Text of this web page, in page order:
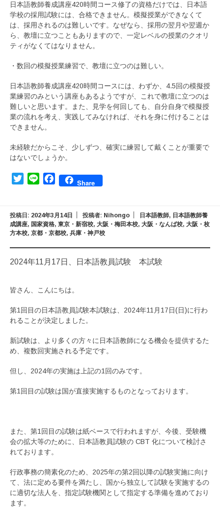
日本語教師養成講座420時間コース修了の資格だけでは、日本語
学校の採用試験には、合格できません。模擬授業ができなくて
は、採用されるのは難しいです。なぜなら、採用の翌月や翌週か
ら、教壇に立つこともありますので、一定レベルの授業のクオリ
ティがなくてはなりません。
・数回の模擬授業練習で、教壇に立つのは難しい。
日本語教師養成講座420時間コースには、わずか、4.5回の模擬授
業練習のみという講座もあるようですが、これで教壇に立つのは
難しいと思います。また、見学を何回しても、自分自身で模擬授
業の流れを考え、実践してみなければ、それを身に付けることは
できません。
未経験だからこそ、少しずつ、確実に練習して戴くことが重要で
はないでしょうか。
TwitterLine FacebookShare
投稿日: 2024年3月14日 投稿者: Nihongo 日本語教師, 日本語教師養
成講座, 国家資格, 東京・新宿校, 大阪・梅田本校, 大阪・なんば校, 大阪・枚
方本校, 京都・京都校, 兵庫・神戸校
2024年11月17日、日本語教員試験 本試験
皆さん、こんにちは。
第1回目の日本語教員試験本試験は、2024年11月17日(日)に行わ
れることが決定しました。
新試験は、より多くの方々に日本語教師になる機会を提供するた
め、複数回実施される予定です。
但し、2024年の実施は上記の1回のみです。
第1回目の試験は国が直接実施するものとなっております。
また、第1回目の試験は紙ベースで行われますが、今後、受験機
会の拡大等のために、日本語教員試験の CBT 化について検討さ
れております。
行政事務の簡素化のため、2025年の第2回以降の試験実施に向け
て、法に定める要件を満たし、国から独立して試験を実施するの
に適切な法人を、指定試験機関として指定する準備を進めており
ます。